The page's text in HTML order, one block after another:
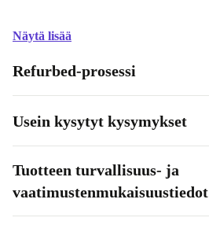
Näytä lisää
Refurbed-prosessi
Usein kysytyt kysymykset
Tuotteen turvallisuus- ja
vaatimustenmukaisuustiedot